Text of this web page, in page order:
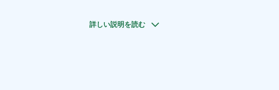
詳しい説明を読む